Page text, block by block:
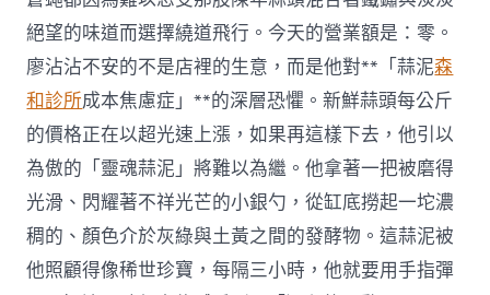
絕望的味道而選擇繞道飛行。今天的營業額是：零。
廖沾沾不安的不是店裡的生意，而是他對**「蒜泥森
和診所成本焦慮症」**的深層恐懼。新鮮蒜頭每公斤
的價格正在以超光速上漲，如果再這樣下去，他引以
為傲的「靈魂蒜泥」將難以為繼。他拿著一把被磨得
光滑、閃耀著不祥光芒的小銀勺，從缸底撈起一坨濃
稠的、顏色介於灰綠與土黃之間的發酵物。這蒜泥被
他照顧得像稀世珍寶，每隔三小時，他就要用手指彈